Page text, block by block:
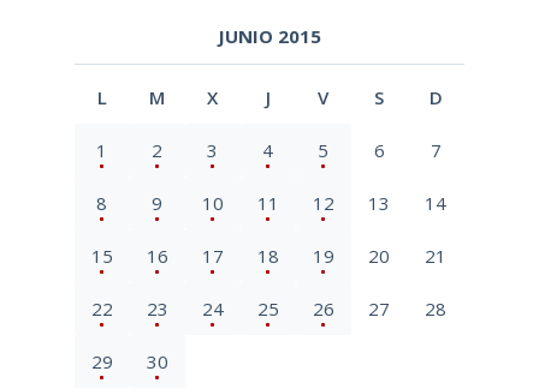
JUNIO 2015
L M X J V S D
1 2 3 4 5 6 7
8 9 10 11 12 13 14
15 16 17 18 19 20 21
22 23 24 25 26 27 28
29 30